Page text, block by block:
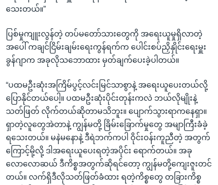
သေးတယ်။”
ပြစ်မှုကျူးလွန်တဲ့ တပ်မတော်သားတွေကို အရေးယူမှုရှိလာတဲ့
အပေါ် ကချင်ငြိမ်းချမ်းရေးကွန်ရက်က ပေါင်းစပ်ညှိနှိုင်းရေးမှူး
ခွန်ဂျာက အခုလိုသဘောထား မှတ်ချက်ပေးခဲ့ပါတယ်။
“ပထမဦးဆုံးအကြိမ်ပွင့်လင်းမြင်သာစွာနဲ့ အရေးယူပေးတယ်လို့
ပြောနိုင်တယ်ပေါ့။ ပထမဦးဆုံးပိုင်းတုန်းကလဲ ဘယ်လိုမျိုးနဲ့
သတ်ဖြတ် လိုက်တယ်ဆိုတာမသိဘူး။ ပျောက်သွားရာကနေရှာ။
ရှာတဲ့လူတွေအဲတာနဲ့ ကျွန်မတို့ ခြိမ်းခြောက်မှုတွေ အမျာကြီးခံခဲ့
ရသေးတယ်။ မနဲမနောနဲ့ ဒီရဲဘက်ကပါ ဝိုင်းဝန်းကူညီတဲ့ အတွက်
ကြောင့်မို့လို့ ဒါအရေးယူပေးရတဲ့အပိုင်း ရောက်တယ်။ အခု
လောလောဆယ် ဒီကိစ္စအတွက်ဆိုရင်တော့ ကျွန်မတို့ကျေးဇူးတင်
တယ်။ လက်ရှိဒီလိုသတ်ဖြတ်ခံထား ရတဲ့ကိစ္စတွေ တခြားကိစ္စ